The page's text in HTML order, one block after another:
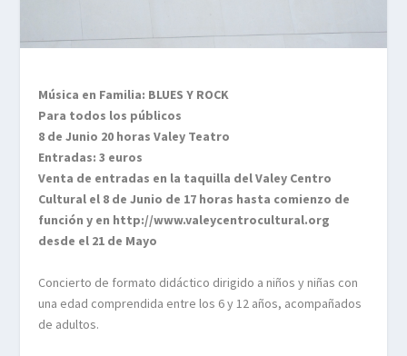
Música en Familia: BLUES Y ROCK
Para todos los públicos
8 de Junio 20 horas Valey Teatro
Entradas: 3 euros
Venta de entradas en la taquilla del Valey Centro
Cultural el 8 de Junio de 17 horas hasta comienzo de
función y en http://www.valeycentrocultural.org
desde el 21 de Mayo
Concierto de formato didáctico dirigido a niños y niñas con
una edad comprendida entre los 6 y 12 años, acompañados
de adultos.